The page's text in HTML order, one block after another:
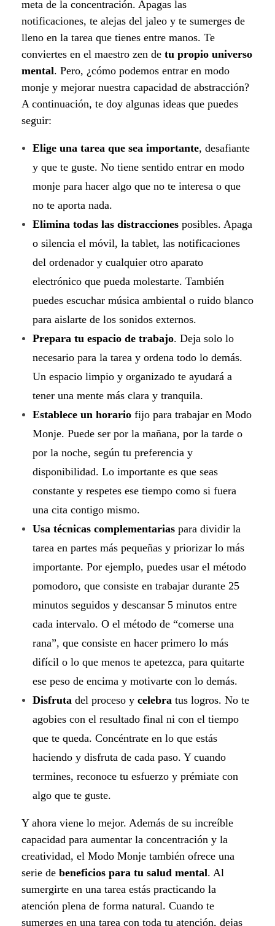
e
n
c
i
a
r
t
i
y
d
m
a
l
.
meta de la concentración. Apagas las
notificaciones, te alejas del jaleo y te sumerges de
lleno en la tarea que tienes entre manos. Te
conviertes en el maestro zen de tu propio universo
mental. Pero, ¿cómo podemos entrar en modo
monje y mejorar nuestra capacidad de abstracción?
A continuación, te doy algunas ideas que puedes
seguir:
Elige una tarea que sea importante, desafiante
y que te guste. No tiene sentido entrar en modo
monje para hacer algo que no te interesa o que
no te aporta nada.
Elimina todas las distraccionesposibles. Apaga
o silencia el móvil, la tablet, las notificaciones
del ordenador y cualquier otro aparato
electrónico que pueda molestarte. También
puedes escuchar música ambiental o ruido blanco
para aislarte de los sonidos externos.
Prepara tu espacio de trabajo. Deja solo lo
necesario para la tarea y ordena todo lo demás.
Un espacio limpio y organizado te ayudará a
tener una mente más clara y tranquila.
Establece un horariofijo para trabajar en Modo
Monje. Puede ser por la mañana, por la tarde o
por la noche, según tu preferencia y
disponibilidad. Lo importante es que seas
constante y respetes ese tiempo como si fuera
una cita contigo mismo.
Usa técnicas complementariaspara dividir la
tarea en partes más pequeñas y priorizar lo más
importante. Por ejemplo, puedes usar el método
pomodoro, que consiste en trabajar durante 25
minutos seguidos y descansar 5 minutos entre
cada intervalo. O el método de “comerse una
rana”, que consiste en hacer primero lo más
difícil o lo que menos te apetezca, para quitarte
ese peso de encima y motivarte con lo demás.
Disfruta del proceso y celebra tus logros. No te
agobies con el resultado final ni con el tiempo
que te queda. Concéntrate en lo que estás
haciendo y disfruta de cada paso. Y cuando
termines, reconoce tu esfuerzo y prémiate con
algo que te guste.
Y ahora viene lo mejor. Además de su increíble
capacidad para aumentar la concentración y la
creatividad, el Modo Monje también ofrece una
serie de beneficios para tu salud mental. Al
sumergirte en una tarea estás practicando la
atención plena de forma natural. Cuando te
sumerges en una tarea con toda tu atención, dejas